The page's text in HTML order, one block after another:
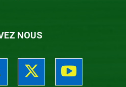
NOUS